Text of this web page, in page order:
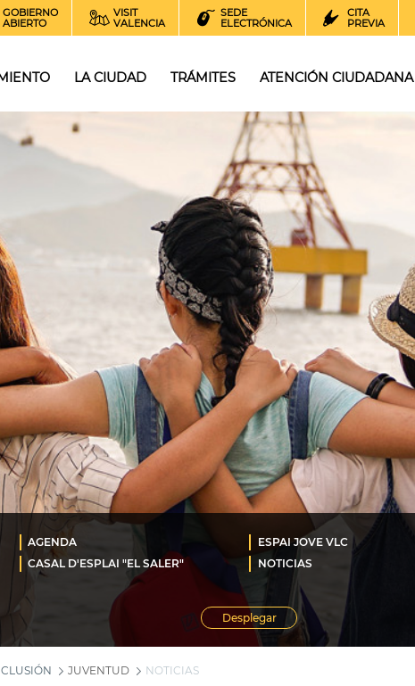
GOBIERNO
ABIERTO
VISIT
VALENCIA
SEDE
ELECTRÓNICA
CITA
PREVIA
LA CIUDAD TRÁMITES ATENCIÓN CIUDADANA
AGENDA ESPAI JOVE VLC
CASAL D'ESPLAI "EL SALER" NOTICIAS
Desplegar
JUVENTUD NOTICIAS